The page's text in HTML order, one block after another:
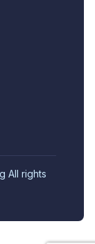
All rights